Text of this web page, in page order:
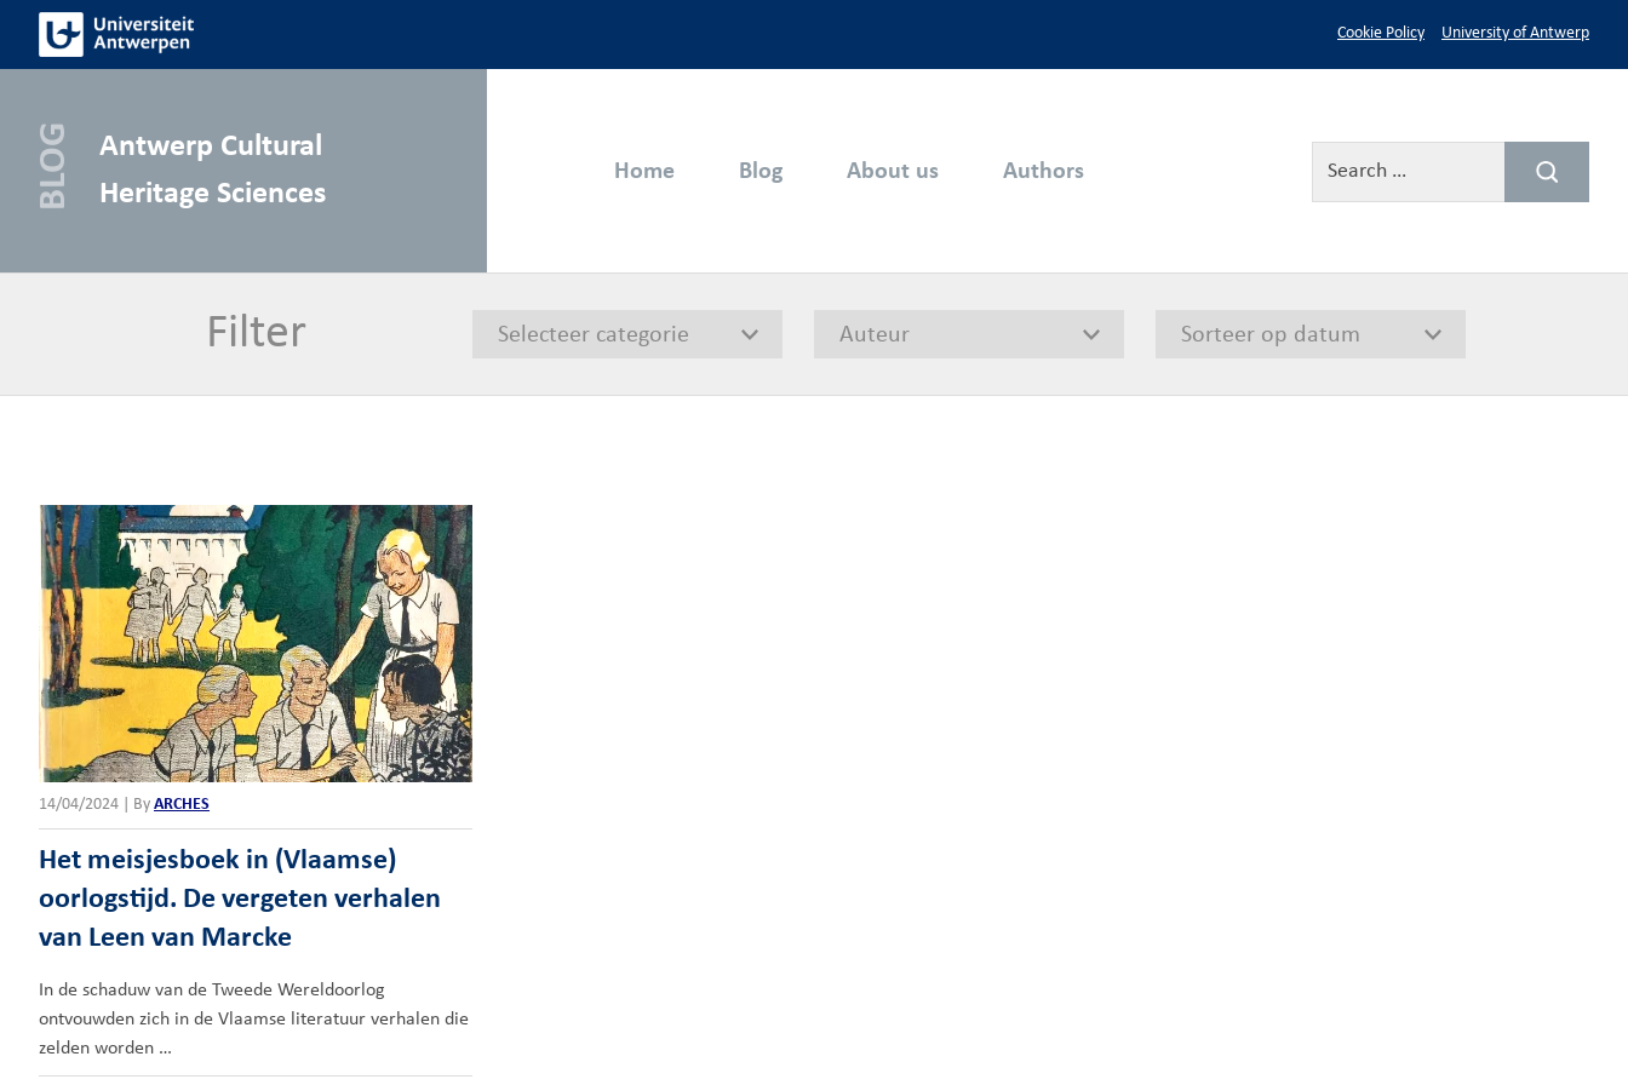
content
Cookie Policy University of Antwerp
Antwerp Cultural
Heritage Sciences
Home Blog About us Authors
Filter
14/04/2024 By ARCHES
Het meisjesboek in (Vlaamse)
oorlogstijd. De vergeten verhalen
van Leen van Marcke
In de schaduw van de Tweede Wereldoorlog
ontvouwden zich in de Vlaamse literatuur verhalen die
zelden worden …